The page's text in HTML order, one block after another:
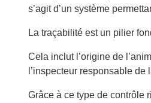
s’agit d’un système
La traçabilité est un pilier
Cela inclut l’origine de
l’inspecteur responsable
Grâce à ce type de contrôle